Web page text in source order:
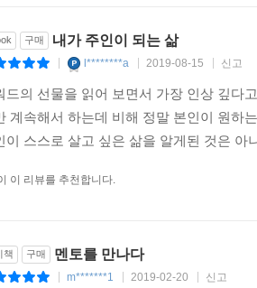
아낸 하워드의 선물이다.
진정으로 원하는 삶’을 축복처럼 선물하라
성공 지향적 자기계발서와 혜안을 담
확실한 길을 가리켜줄 이정표를 얻겠
워드 교수와 에릭의 대화는 그야말로 생
소리가 귀속에서 맴돌다가 가슴에 아로
구매 내가 주인이 되는 삶
l********a 2019-08-15 신고
드의 선물을 읽어 보면서 가장 인상 깊다
계속해서 하는데 비해 정말 본인이 원하
이 스스로 살고 싶은 삶을 알게된 것은
이 리뷰를 추천합니다.
책 구매 멘토를 만나다
m*******1 2019-02-20 신고